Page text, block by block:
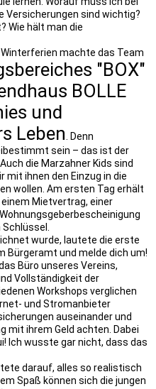
Versicherungen sind wichtig?
Wie hält man die
machte das Team
"BOX"
BOLLE
und
Leben. Denn
sein – das ist der
die Marzahner Kids sind
mit ihnen den Einzug in die
wollen. Am ersten Tag erhält
Mietvertrag, einer
wurde, lautete die erste
Bürgeramt und melde dich um!
Büro unseres Vereins,
Vollständigkeit der
Workshops verglichen
und Stromanbieter
auseinander und
mit ihrem Geld achten. Dabei
Ich wusste gar nicht, dass das
darauf, alles so realistisch
Spaß können sich die jungen